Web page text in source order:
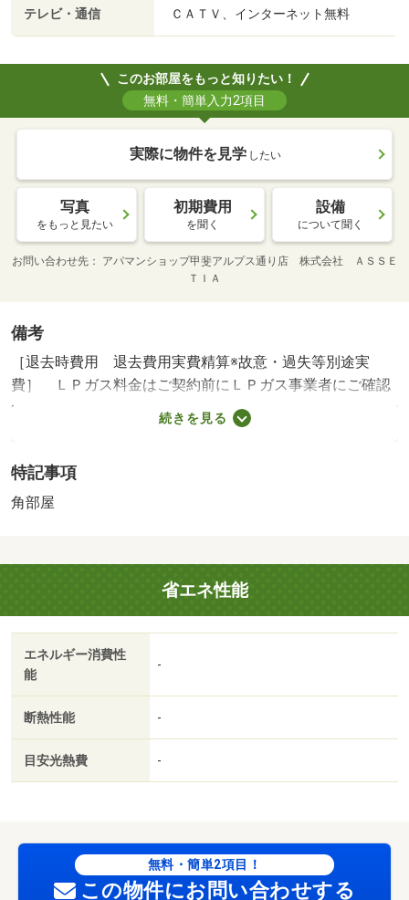
テレビ・通信 ＣＡＴＶ、インターネット無料
このお部屋をもっと知りたい！
無料・簡単入力2項目
実際に物件を見学 したい
写真
をもっと見たい
初期費用
を聞く
設備
について聞く
お問い合わせ先
アパマンショップ甲斐アルプス通り店 株式会社 ＡＳＳＥ
ＴＩＡ
備考
［退去時費用 退去費用実費精算※故意・過失等別途実
費］ ＬＰガス料金はご契約前にＬＰガス事業者にご確認
いただけます。 機関保証の加入が必須となりま
す。 ＮＯ：９４８５５５２６・賃貸保証等：加
の３．４％＋８００円／月（その他商品あり））・維持費
等：町会費５５０円／月・当店では【他社様ホームペー
めてご案内致しますので、お気軽にお問合せ下さい！お待
ちしております！・バイク置場：なし・駐輪場：なし/室内
清掃費用 77000円/ＩＣロック電池（初回） 2750円/Ｄ－ｒ
ｏｏｍＣａｒｄキー料金 16500円
続きを見る
特記事項
角部屋
省エネ性能
エネルギー消費性
能
-
断熱性能 -
目安光熱費 -
無料・簡単2項目！
この物件にお問い合わせする